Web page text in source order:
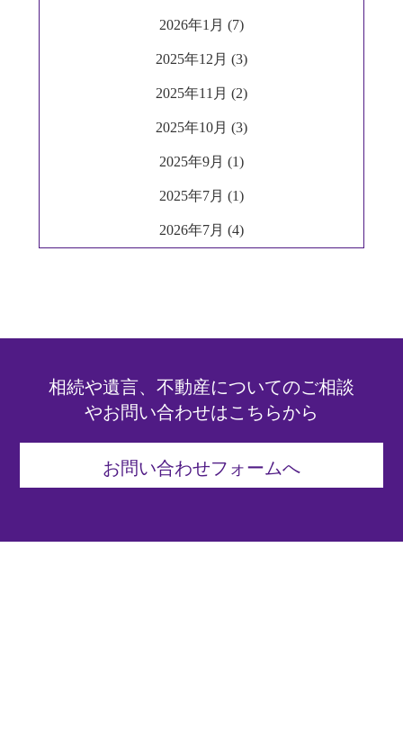
2026年7月 (4)
2026年1月 (7)
2025年12月 (3)
2025年11月 (2)
2025年10月 (3)
2025年9月 (1)
2025年7月 (1)
相続や遺言、不動産についてのご相談
やお問い合わせはこちらから
お問い合わせフォームへ